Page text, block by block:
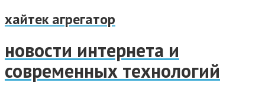
хайтек агрегатор
новости интернета и
современных технологий